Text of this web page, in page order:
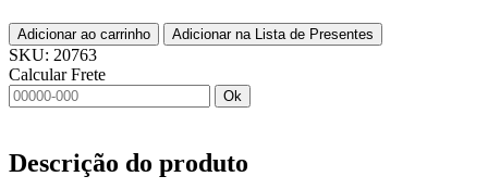
Adicionar ao carrinho Adicionar na Lista de Presentes
SKU: 20763
Calcular Frete
Ok
Descrição do produto